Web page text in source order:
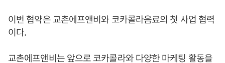
이번 협약은 교촌에프앤비와 코카콜라음료의 첫 사업 협력
이다.
교촌에프앤비는 앞으로 코카콜라와 다양한 마케팅 활동을